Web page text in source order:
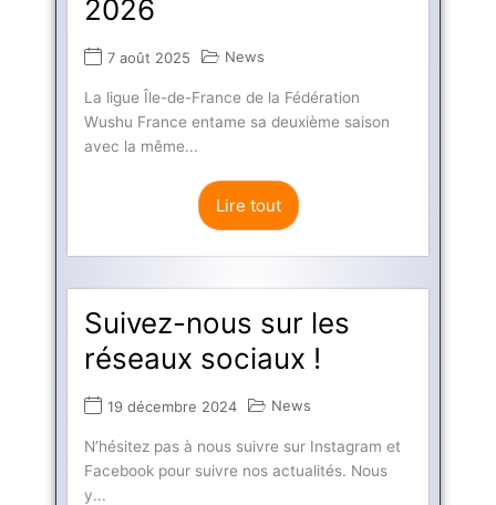
2026
7 août 2025 News
La ligue Île-de-France de la Fédération
Wushu France entame sa deuxième saison
avec la même...
Lire tout
Suivez-nous sur les
réseaux sociaux !
19 décembre 2024 News
N’hésitez pas à nous suivre sur Instagram et
Facebook pour suivre nos actualités. Nous
y...